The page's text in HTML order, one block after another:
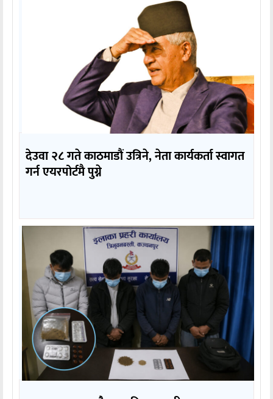
देउवा २८ गते काठमाडौं उत्रिने, नेता कार्यकर्ता स्वागत
गर्न एयरपोर्टमै पुग्ने